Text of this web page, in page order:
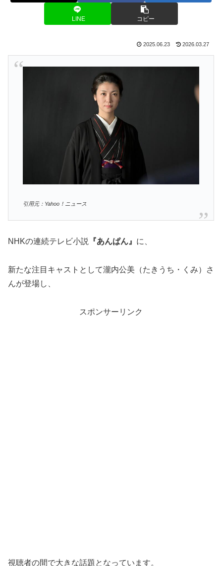
LINE コピー
2025.06.23 2026.03.27
引用元：Yahoo！ニュース
NHKの連続テレビ小説 『あんぱん』 に、
新たな注目キャストとして瀧内公美（たきうち・くみ）さ
んが登場し、
スポンサーリンク
視聴者の間で大きな話題となっています。